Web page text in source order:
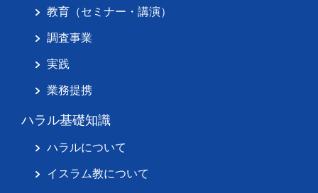
教育（セミナー・講演）
調査事業
実践
業務提携
ハラル基礎知識
ハラルについて
イスラム教について